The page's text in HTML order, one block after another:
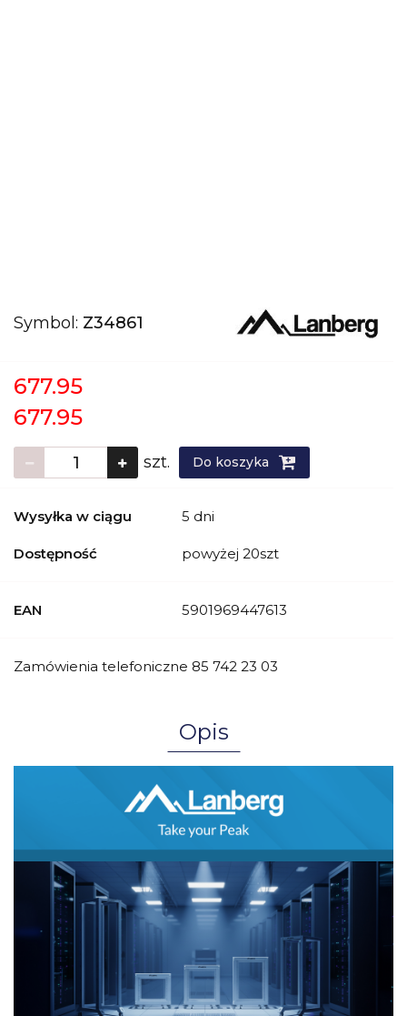
Symbol: Z34861
677.95
677.95
szt. Do koszyka
Wysyłka w ciągu 5 dni
Dostępność powyżej 20szt
EAN 5901969447613
Zamówienia telefoniczne 85 742 23 03
Opis